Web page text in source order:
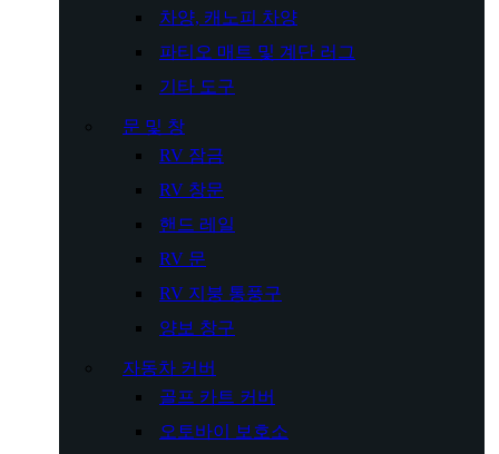
차양, 캐노피 차양
파티오 매트 및 계단 러그
기타 도구
문 및 창
RV 잠금
RV 창문
핸드 레일
RV 문
RV 지붕 통풍구
양보 창구
자동차 커버
골프 카트 커버
오토바이 보호소